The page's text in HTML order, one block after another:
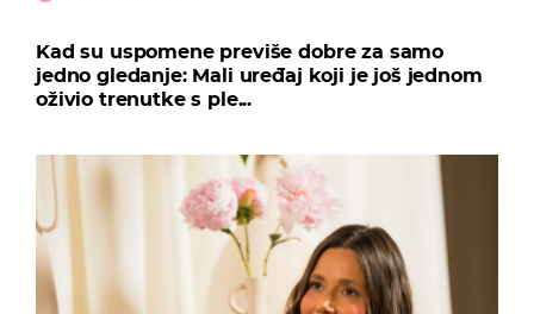
Kad su uspomene previše dobre za samo
jedno gledanje: Mali uređaj koji je još jednom
oživio trenutke s ple...